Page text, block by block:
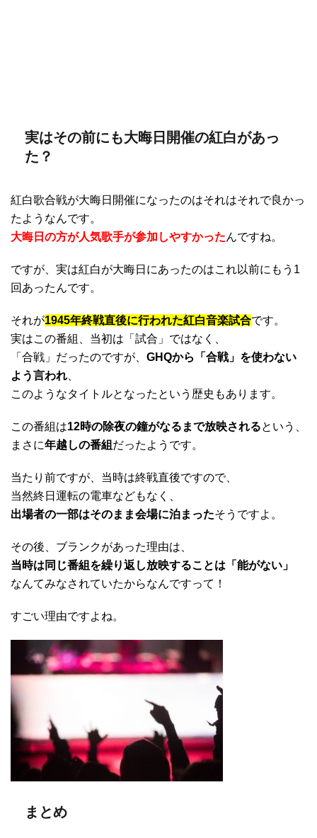
実はその前にも大晦日開催の紅白があっ
た？
紅白歌合戦が大晦日開催になったのはそれはそれで良かっ
たようなんです。
大晦日の方が人気歌手が参加しやすかったんですね。
ですが、実は紅白が大晦日にあったのはこれ以前にもう1
回あったんです。
それが1945年終戦直後に行われた紅白音楽試合です。
実はこの番組、当初は「試合」ではなく、
「合戦」だったのですが、 GHQから「合戦」を使わない
よう言われ
このようなタイトルとなったという歴史もあります。
この番組は12時の除夜の鐘がなるまで放映されるという、
まさに年越しの番組 だったようです。
当たり前ですが、当時は終戦直後ですので、
当然終日運転の電車などもなく、
出場者の一部はそのまま会場に泊まったそうですよ。
その後、ブランクがあった理由は、
当時は同じ番組を繰り返し放映することは「能がない」
なんてみなされていたからなんですって！
すごい理由ですよね。
まとめ